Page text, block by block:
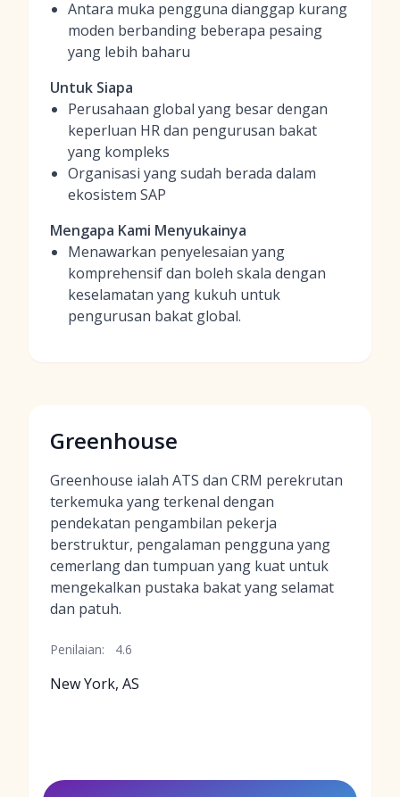
Antara muka pengguna dianggap kurang
moden berbanding beberapa pesaing
yang lebih baharu
Untuk Siapa
Perusahaan global yang besar dengan
keperluan HR dan pengurusan bakat
yang kompleks
Organisasi yang sudah berada dalam
ekosistem SAP
Mengapa Kami Menyukainya
Menawarkan penyelesaian yang
komprehensif dan boleh skala dengan
keselamatan yang kukuh untuk
pengurusan bakat global.
Greenhouse
Greenhouse ialah ATS dan CRM perekrutan
terkemuka yang terkenal dengan
pendekatan pengambilan pekerja
berstruktur, pengalaman pengguna yang
cemerlang dan tumpuan yang kuat untuk
mengekalkan pustaka bakat yang selamat
dan patuh.
Penilaian: 4.6
New York, AS